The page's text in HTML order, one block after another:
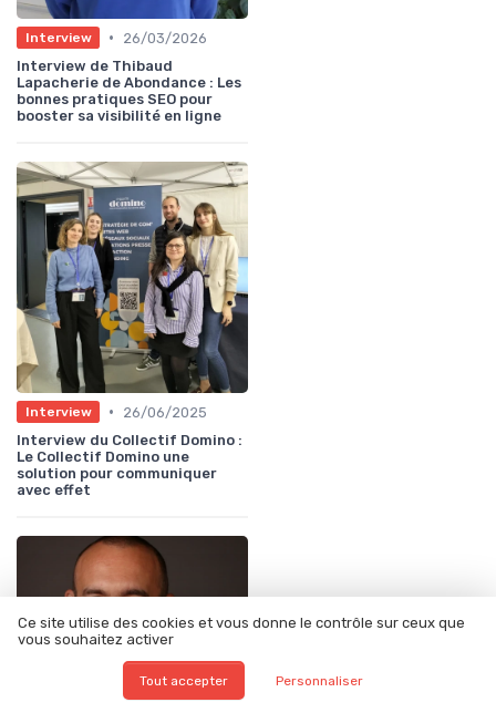
Interview •
26/03/2026
Interview de Thibaud
Lapacherie de Abondance : Les
bonnes pratiques SEO pour
booster sa visibilité en ligne
Interview •
26/06/2025
Interview du Collectif Domino :
Le Collectif Domino une
solution pour communiquer
avec effet
Ce site utilise des cookies et vous donne le contrôle sur ceux que
vous souhaitez activer
Tout accepter Personnaliser